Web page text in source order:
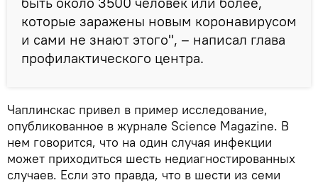
которые заражены новым коронавирусом
и сами не знают этого", – написал глава
профилактического центра.
Чаплинскас привел в пример исследование,
опубликованное в журнале Science Magazine. В
нем говорится, что на один случая инфекции
может приходиться шесть недиагностированных
случаев. Если это правда, что в шести из семи